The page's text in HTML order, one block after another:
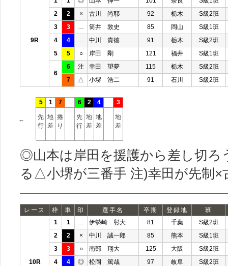
9R
2
2 × 古川 尚耶 92 栃木
S級2班
3
3 筒井 敦史 85 岡山
S級1班
4
4 中川 貴徳 91 栃木
S級2班
5
5 ○ 岸田 剛 121 福井 S級1班
6
6 注 幸田 望夢 115 栃木
S級2班
7
△ 小堺 浩二 91 石川 S級2班
←
5
先
行
1
地
差
7
捲
り
6
先
行
2
地
差
4
地
差
3
地
差
◎山本は岸田を援護から差し切ろ
る△小堺が三番手 注)幸田が先制×
レース 枠 車 印 選手名 卒期 登録地 班
10R
1 1 伊勢崎 彰大 81 千葉
S級2班
2
2 × 中川 誠一郎 85 熊本
S級1班
3
3 ○ 南部 翔大 125 大阪
S級2班
4
4 ◎ 松岡 篤哉 97 岐阜
S級2班